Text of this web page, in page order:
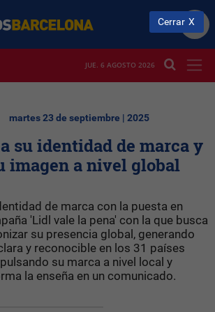
JUE. 6 AGOSTO 2026
martes 23 de septiembre | 2025
su identidad de marca y
imagen a nivel global
de marca con la puesta en
'Lidl vale la pena' con la que busca
su presencia global, generando
y reconocible en los 31 países
su marca a nivel local y
la enseña en un comunicado.
Cerrar